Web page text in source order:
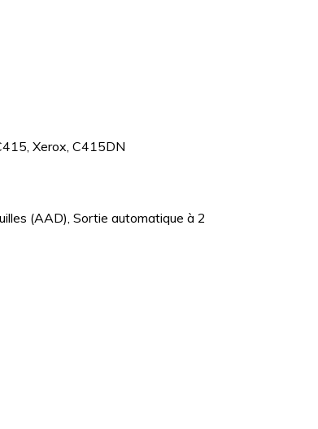
Xerox, C415DN
(AAD), Sortie automatique à 2